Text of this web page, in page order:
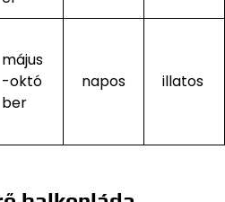
május
-októ
ber
napos illatos